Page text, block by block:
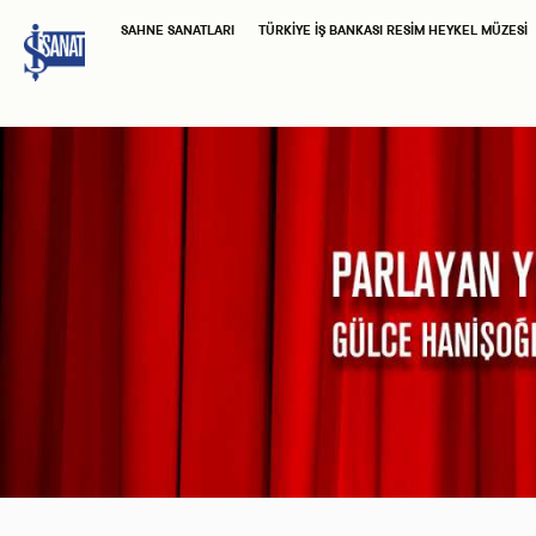
SAHNE SANATLARI TÜRKIYE İŞ BANKASI RESIM HEYKEL MÜZESI